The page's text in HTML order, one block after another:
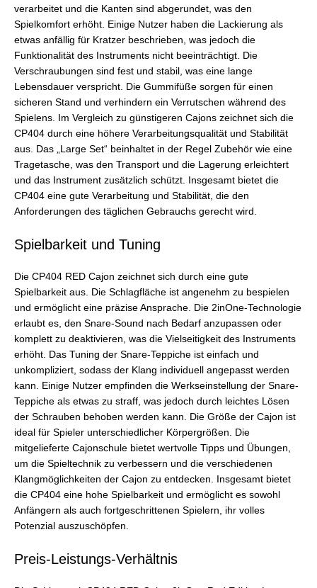
verarbeitet und die Kanten sind abgerundet, was den
Spielkomfort erhöht. Einige Nutzer haben die Lackierung als
etwas anfällig für Kratzer beschrieben, was jedoch die
Funktionalität des Instruments nicht beeinträchtigt. Die
Verschraubungen sind fest und stabil, was eine lange
Lebensdauer verspricht. Die Gummifüße sorgen für einen
sicheren Stand und verhindern ein Verrutschen während des
Spielens. Im Vergleich zu günstigeren Cajons zeichnet sich die
CP404 durch eine höhere Verarbeitungsqualität und Stabilität
aus. Das „Large Set“ beinhaltet in der Regel Zubehör wie eine
Tragetasche, was den Transport und die Lagerung erleichtert
und das Instrument zusätzlich schützt. Insgesamt bietet die
CP404 eine gute Verarbeitung und Stabilität, die den
Anforderungen des täglichen Gebrauchs gerecht wird.
Spielbarkeit und Tuning
Die CP404 RED Cajon zeichnet sich durch eine gute
Spielbarkeit aus. Die Schlagfläche ist angenehm zu bespielen
und ermöglicht eine präzise Ansprache. Die 2inOne-Technologie
erlaubt es, den Snare-Sound nach Bedarf anzupassen oder
komplett zu deaktivieren, was die Vielseitigkeit des Instruments
erhöht. Das Tuning der Snare-Teppiche ist einfach und
unkompliziert, sodass der Klang individuell angepasst werden
kann. Einige Nutzer empfinden die Werkseinstellung der Snare-
Teppiche als etwas zu straff, was jedoch durch leichtes Lösen
der Schrauben behoben werden kann. Die Größe der Cajon ist
ideal für Spieler unterschiedlicher Körpergrößen. Die
mitgelieferte Cajonschule bietet wertvolle Tipps und Übungen,
um die Spieltechnik zu verbessern und die verschiedenen
Klangmöglichkeiten der Cajon zu entdecken. Insgesamt bietet
die CP404 eine hohe Spielbarkeit und ermöglicht es sowohl
Anfängern als auch fortgeschrittenen Spielern, ihr volles
Potenzial auszuschöpfen.
Preis-Leistungs-Verhältnis